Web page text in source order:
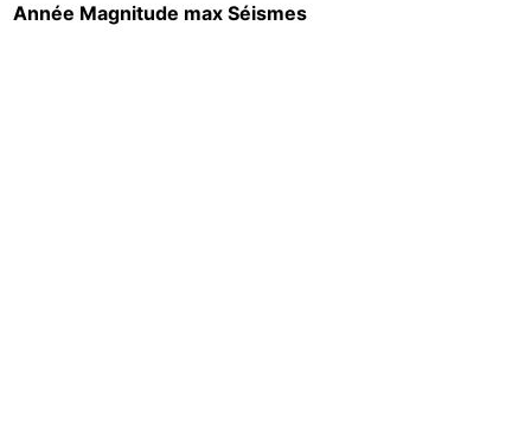
Année Magnitude max Séismes